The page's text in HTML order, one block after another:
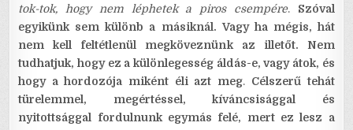
tok-tok, hogy nem léphetek a piros csempére. Szóval
egyikünk sem különb a másiknál. Vagy ha mégis, hát
nem kell feltétlenül megköveznünk az illetőt. Nem
tudhatjuk, hogy ez a különlegesség áldás-e, vagy átok, és
hogy a hordozója miként éli azt meg. Célszerű tehát
türelemmel, megértéssel, kíváncsisággal és
nyitottsággal fordulnunk egymás felé, mert ez lesz a